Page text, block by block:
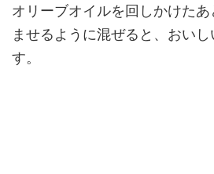
オリーブオイルを回しかけた
ませるように混ぜると、おい
す。